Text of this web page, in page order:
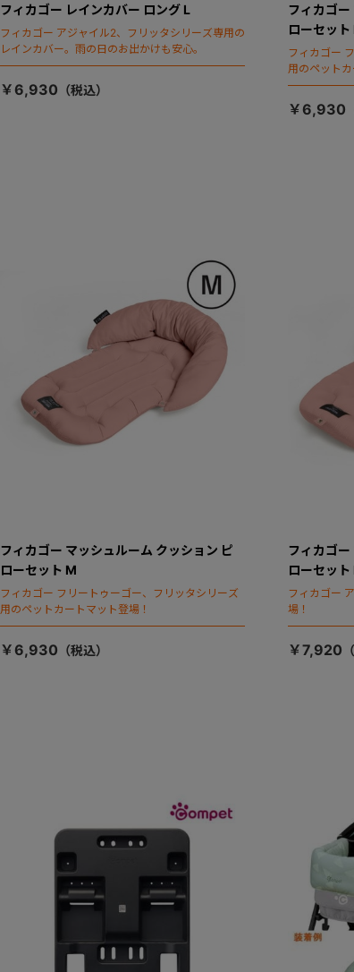
フィカゴー レインカバー ロング L
フィカゴー アジャイル2、フリッタシリーズ専用の
レインカバー。雨の日のお出かけも安心。
￥6,930
フィカゴー
ローセット
フィカゴー
用のペットカ
￥6,930
フィカゴー マッシュルーム クッション ピ
ローセット M
フィカゴー フリートゥーゴー、フリッタシリーズ
用のペットカートマット登場！
￥6,930
フィカゴー
ローセット
フィカゴー
場！
￥7,920